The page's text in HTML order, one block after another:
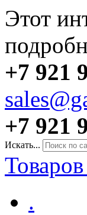
Этот
+7 921
+7 921
Искать...
.